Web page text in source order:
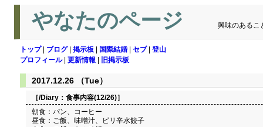
やなたのページ 興味のあるこ
トップ| ブログ| 掲示板 国際結婚 セブ| 登山
プロフィール| 更新情報 旧掲示板
2017.12.26 （Tue）
［/Diary： 食事内容(12/26)］
朝食：パン、コーヒー
昼食：ご飯、味噌汁、ピリ辛水餃子